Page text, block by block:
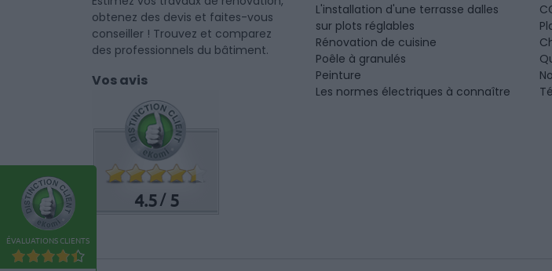
obtenez des devis et faites-vous
conseiller ! Trouvez et comparez
des professionnels du bâtiment.
Vos avis
4.5 /5
L'installation d'une terrasse dalles
sur plots réglables
Rénovation de cuisine
Poêle à granulés
Peinture
Les normes électriques à connaître
ÉVALUATIONS CLIENTS